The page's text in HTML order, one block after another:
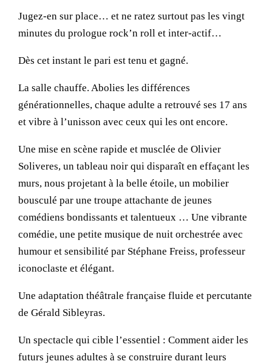
Jugez-en sur place… et ne ratez surtout pas les vingt
minutes du prologue rock’n roll et inter-actif…
Dès cet instant le pari est tenu et gagné.
La salle chauffe. Abolies les différences
générationnelles, chaque adulte a retrouvé ses 17 ans
et vibre à l’unisson avec ceux qui les ont encore.
Une mise en scène rapide et musclée de Olivier
Soliveres, un tableau noir qui disparaît en effaçant les
murs, nous projetant à la belle étoile, un mobilier
bousculé par une troupe attachante de jeunes
comédiens bondissants et talentueux … Une vibrante
comédie, une petite musique de nuit orchestrée avec
humour et sensibilité par Stéphane Freiss, professeur
iconoclaste et élégant.
Une adaptation théâtrale française fluide et percutante
de Gérald Sibleyras.
Un spectacle qui cible l’essentiel : Comment aider les
futurs jeunes adultes à se construire durant leurs